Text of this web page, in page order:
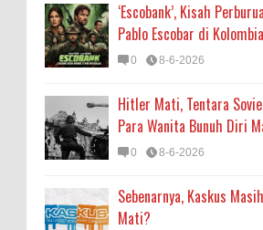
‘Escobank’, Kisah
Pablo Escobar di Kolombia
0 8-6-2026
Hitler Mati, Tentara
Para Wanita Bunuh Diri
0 8-6-2026
Sebenarnya, Kaskus
Mati?